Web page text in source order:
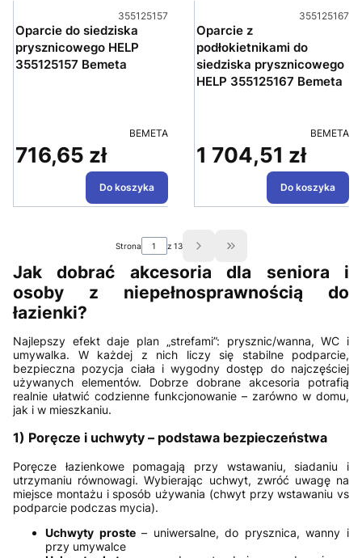
Kod produktu
355125157
Oparcie do siedziska
prysznicowego HELP
355125157 Bemeta
PRODUCENT
BEMETA
Cena
716,65 zł
Do koszyka
Kod produktu
355125167
Oparcie z
podłokietnikami do
siedziska prysznicowego
HELP 355125167 Bemeta
BEMETA
Cena
1 704,51 zł
Do koszyka
Strona z 13
Przejdź do ostatniej strony
Jak dobrać akcesoria dla seniora i
osoby z niepełnosprawnością do
łazienki?
Najlepszy efekt daje plan „strefami”: prysznic/wanna, WC i
umywalka. W każdej z nich liczy się stabilne podparcie,
bezpieczna pozycja ciała i wygodny dostęp do najczęściej
używanych elementów. Dobrze dobrane akcesoria potrafią
realnie ułatwić codzienne funkcjonowanie – zarówno w domu,
jak i w mieszkaniu.
1) Poręcze i uchwyty – podstawa bezpieczeństwa
Poręcze łazienkowe pomagają przy wstawaniu, siadaniu i
utrzymaniu równowagi. Wybierając uchwyt, zwróć uwagę na
miejsce montażu i sposób używania (chwyt przy wstawaniu vs
podparcie podczas mycia).
Uchwyty proste– uniwersalne, do prysznica, wanny i
przy umywalce